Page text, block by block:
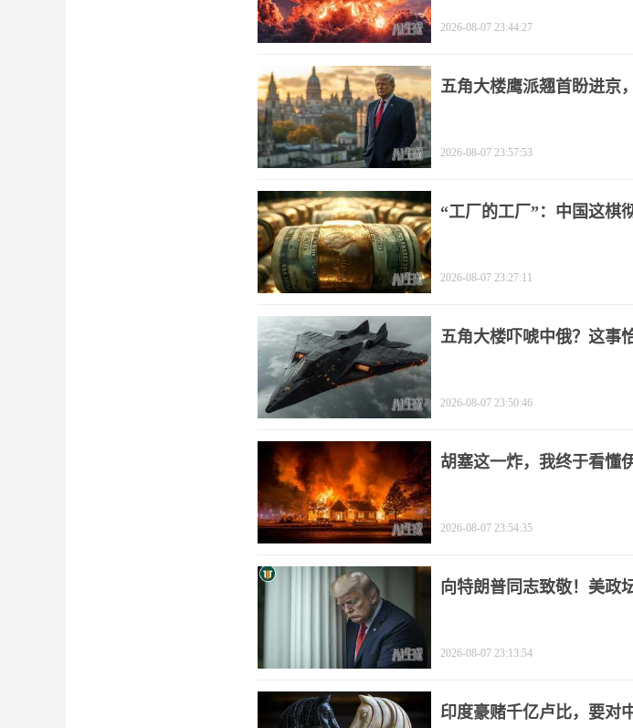
2026-08-07 23:44:27
五角大楼鹰派翘首盼进京
2026-08-07 23:57:53
“工厂的工厂”：中国这棋
2026-08-07 23:27:11
五角大楼吓唬中俄？这事
2026-08-07 23:50:46
胡塞这一炸，我终于看懂
2026-08-07 23:54:35
向特朗普同志致敬！美政
2026-08-07 23:13:54
印度豪赌千亿卢比，要对